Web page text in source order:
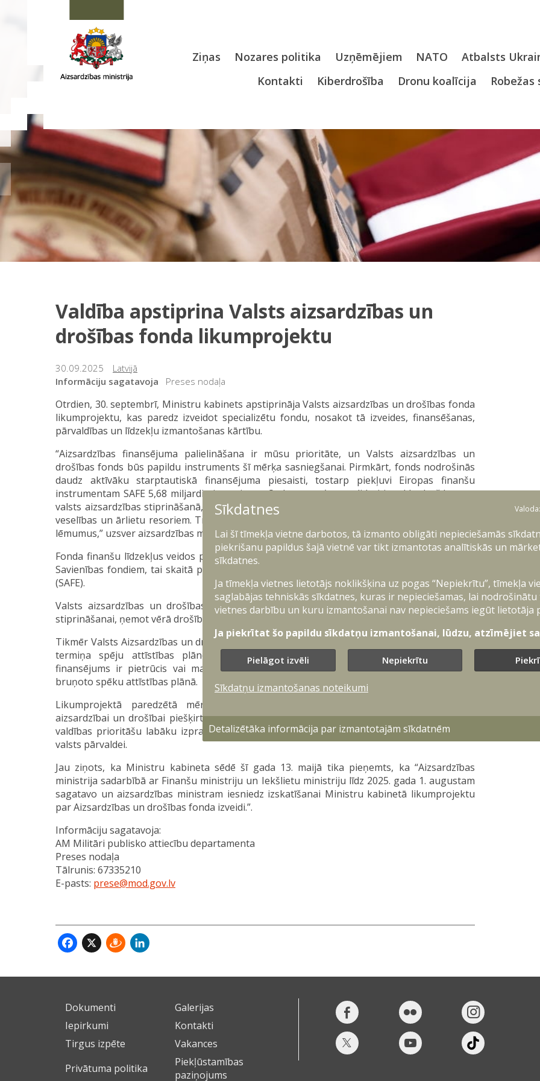
Ziņas Nozares politika Uzņēmējiem NATO Atbalsts
Kontakti
Kiberdrošība Dronu koalīcija
Valdība apstiprina Valsts aizsardzības un
drošības fonda likumprojektu
30.09.2025
Latvijā
Informāciju sagatavoja
Preses nodaļa
Otrdien, 30. septembrī, Ministru kabinets apstiprināja Valsts aizsardzības un drošības fonda
likumprojektu, kas paredz izveidot specializētu fondu, nosakot tā izveides, finansēšanas,
pārvaldības un līdzekļu izmantošanas kārtību.
“Aizsardzības finansējuma palielināšana ir mūsu prioritāte, un Valsts aizsardzības un
drošības fonds būs papildu instruments šī mērķa sasniegšanai. Pirmkārt, fonds nodrošinās
daudz aktīvāku starptautiskā finansējuma piesaisti, tostarp piekļuvi Eiropas finanšu
instrumentam SAFE 5,68 miljardi eiro apjomā. Otrkārt, tas ļaus solidāri ieguldīt drošības un
valsts aizsardzības stiprināšanā, ievērojot līdzsvaru starp aizsardzības, iekšlietu, satiksmes,
veselības un ārlietu resoriem. Treškārt, fonds nozīmē labāku pārvaldību – caurskatāmākus
lēmumus,” uzsver aizsardzības ministrs Andris Sprūds.
Fonda finanšu līdzekļus veidos papildus finansējums, kas tiks papildus saņemts no Eiropas
Savienības fondiem, tai skaitā paredzētais aizņēmums caur Eiropas Drošības rīcības fonda
(SAFE).
Valsts aizsardzības un drošības fonds nepieciešams nacionālās aizsardzības kapacitātes
stiprināšanai, ņemot vērā drošības situāciju reģionā un NATO dalībvalstu izvirzītos mērķus.
Tikmēr Valsts Aizsardzības un drošības fonda likums kalpos par daļu no īstermiņa un vidējā
termiņa spēju attīstības plānošanas finanšu mehānismiem tiem projektiem, kuriem
finansējums ir pietrūcis vai mainoties operacionālajai vajadzībai nav iekļauts Nacionālo
bruņoto spēku attīstības plānā.
Likumprojektā paredzētā mērķtiecīgā informācijas apkopošana un izplatīšana par
aizsardzībai un drošībai piešķirto papildu finansējumu un tā lietderīgu izlietojumu veicinās
valdības prioritāšu labāku izpratni un caurskatāmību sabiedrībā, kā arī vispārējo uzticību
valsts pārvaldei.
Jau ziņots, ka Ministru kabineta sēdē šī gada 13. maijā tika pieņemts, ka “Aizsardzības
ministrija sadarbībā ar Finanšu ministriju un Iekšlietu ministriju līdz 2025. gada 1. augustam
sagatavo un aizsardzības ministram iesniedz izskatīšanai Ministru kabinetā likumprojektu
par Aizsardzības un drošības fonda izveidi.”.
Informāciju sagatavoja:
AM Militāri publisko attiecību departamenta
Preses nodaļa
Tālrunis: 67335210
E-pasts: prese@mod.gov.lv
Facebook
X Draugiem
Dokumenti
Galerijas
Iepirkumi
Kontakti
Tirgus izpēte
Vakances
Privātuma politika
Piekļūstamības
paziņojums
Sīkdatnes Valoda:
Lai šī tīmekļa vietne darbotos, tā izmanto obligāti nepieciešamās
piekrišanu papildus šajā vietnē var tikt izmantotas analītiskās un
sīkdatnes.
Ja tīmekļa vietnes lietotājs noklikšķina uz pogas “Nepiekrītu”, tīmekļa
saglabājas tehniskās sīkdatnes, kuras ir nepieciešamas, lai nodrošinātu
vietnes darbību un kuru izmantošanai nav nepieciešams iegūt lietotāja
Ja piekrītat šo papildu sīkdatņu izmantošanai, lūdzu, atzīmējiet
Pielāgot izvēli Nepiekrītu
Sīkdatņu izmantošanas noteikumi
Detalizētāka informācija par izmantotajām sīkdatnēm